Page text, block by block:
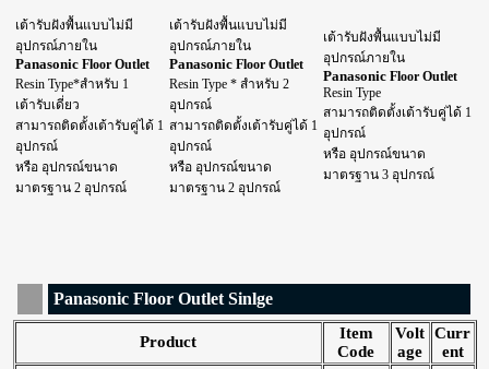
เต้ารับฝังพื้นแบบไม่มี
อุปกรณ์ภายใน
Panasonic Floor Outlet
Resin Type*สำหรับ 1
เต้ารับเดี่ยว
สามารถติดตั้งเต้ารับคู่ได้ 1
อุปกรณ์
หรือ อุปกรณ์ขนาด
มาตรฐาน 2 อุปกรณ์
เต้ารับฝังพื้นแบบไม่มี
อุปกรณ์ภายใน
Panasonic Floor Outlet
Resin Type * สำหรับ 2
อุปกรณ์
สามารถติดตั้งเต้ารับคู่ได้ 1
อุปกรณ์
หรือ อุปกรณ์ขนาด
มาตรฐาน 2 อุปกรณ์
เต้ารับฝังพื้นแบบไม่มี
อุปกรณ์ภายใน
Panasonic Floor Outlet
Resin Type
สามารถติดตั้งเต้ารับคู่ได้ 1
อุปกรณ์
หรือ อุปกรณ์ขนาด
มาตรฐาน 3 อุปกรณ์
Panasonic Floor Outlet Sinlge
Product
Item
Code
Volt
age
Curr
ent